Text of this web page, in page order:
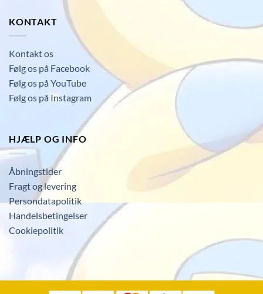
KONTAKT
Kontakt os
Følg os på Facebook
Følg os på YouTube
Følg os på Instagram
HJÆLP OG INFO
Åbningstider
Fragt og levering
Persondatapolitik
Handelsbetingelser
Cookiepolitik